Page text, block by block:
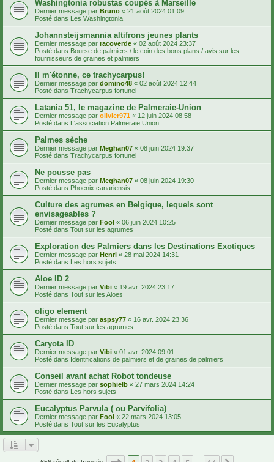
Washingtonia robustas coupés à Marseille
Dernier message par Bruno « 21 août 2024 01:09
Posté dans Les Washingtonia
Johannsteijsmannia altifrons jeunes plants
Dernier message par racoverde « 02 août 2024 23:37
Posté dans Bourse de palmiers / le coin des bons plans / avis sur les
fournisseurs de graines et palmiers
Il m'étonne, ce trachycarpus!
Dernier message par domino48 « 02 août 2024 12:44
Posté dans Trachycarpus fortunei
Latania 51, le magazine de Palmeraie-Union
Dernier message par olivier971 « 12 juin 2024 08:58
Posté dans L'association Palmeraie Union
Palmes sèche
Dernier message par Meghan07 « 08 juin 2024 19:37
Posté dans Trachycarpus fortunei
Ne pousse pas
Dernier message par Meghan07 « 08 juin 2024 19:30
Posté dans Phoenix canariensis
Culture des agrumes en Belgique, lequels sont
envisageables ?
Dernier message par Fool « 06 juin 2024 10:25
Posté dans Tout sur les agrumes
Exploration des Palmiers dans les Destinations Exotiques
Dernier message par Henri « 28 mai 2024 14:31
Posté dans Les hors sujets
Aloe ID 2
Dernier message par Vibi « 19 avr. 2024 23:17
Posté dans Tout sur les Aloes
oligo element
Dernier message par aspsy77 « 16 avr. 2024 23:36
Posté dans Tout sur les agrumes
Caryota ID
Dernier message par Vibi « 01 avr. 2024 09:01
Posté dans Identifications de palmiers et de graines de palmiers
Conseil avant achat Robot tondeuse
Dernier message par sophielb « 27 mars 2024 14:24
Posté dans Les hors sujets
Eucalyptus Parvula ( ou Parvifolia)
Dernier message par Fool « 22 mars 2024 13:05
Posté dans Tout sur les Eucalyptus